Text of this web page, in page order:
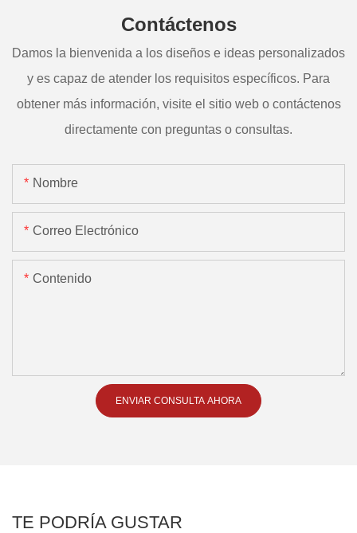
Contáctenos
Damos la bienvenida a los diseños e ideas personalizados
y es capaz de atender los requisitos específicos. Para
obtener más información, visite el sitio web o contáctenos
directamente con preguntas o consultas.
Nombre
Correo Electrónico
Contenido
ENVIAR CONSULTA AHORA
TE PODRÍA GUSTAR